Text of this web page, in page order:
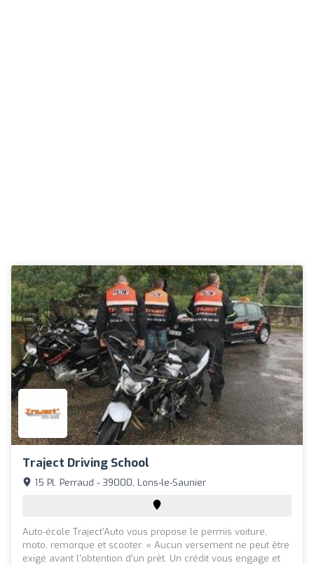
Traject Driving School
15 Pl. Perraud - 39000, Lons-le-Saunier
Auto-école Traject'Auto vous propose le permis voiture,
moto, remorque et scooter. « Aucun versement ne peut être
exigé avant l'obtention d'un prêt. Un crédit vous engage et